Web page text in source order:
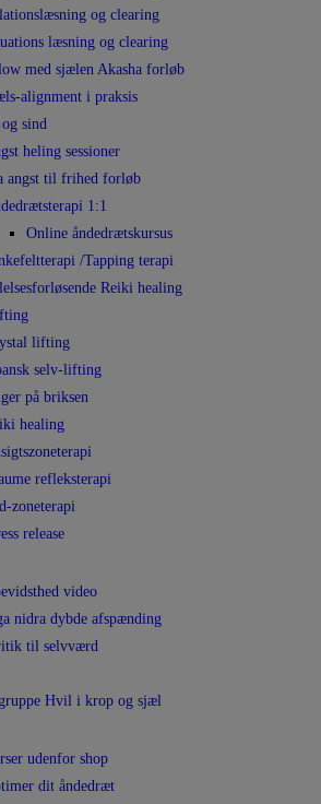
og clearing
læsning og clearing
med sjælen Akasha forløb
alignment i praksis
sind
heling sessioner
angst til frihed forløb
1:1
Online åndedrætskursus
/Tapping terapi
Reiki healing
lifting
selv-lifting
på briksen
healing
refleksterapi
zoneterapi
release
video
nidra dybde afspænding
til selvværd
Hvil i krop og sjæl
udenfor shop
dit åndedræt